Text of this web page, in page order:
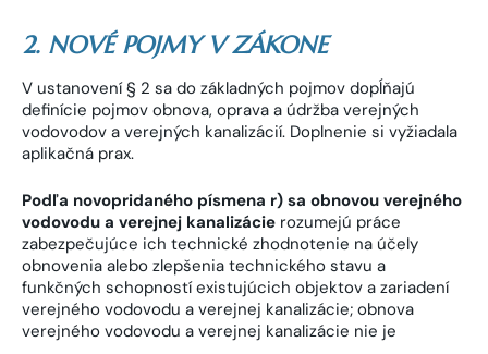
2. NOVÉ POJMY V ZÁKONE
V ustanovení § 2 sa do základných pojmov dopĺňajú
definície pojmov obnova, oprava a údržba verejných
vodovodov a verejných kanalizácií. Doplnenie si vyžiadala
aplikačná prax.
Podľa novopridaného písmena r) sa obnovou verejného
vodovodu a verejnej kanalizácie rozumejú práce
zabezpečujúce ich technické zhodnotenie na účely
obnovenia alebo zlepšenia technického stavu a
funkčných schopností existujúcich objektov a zariadení
verejného vodovodu a verejnej kanalizácie; obnova
verejného vodovodu a verejnej kanalizácie nie je